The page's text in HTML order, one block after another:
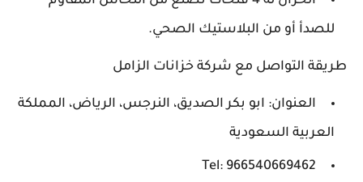
للصدأ أو من البلاستيك الصحي.
طريقة التواصل مع شركة خزانات الزامل
العنوان: ابو بكر الصديق، النرجس، الرياض، المملكة
العربية السعودية
Tel: 966540669462